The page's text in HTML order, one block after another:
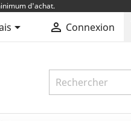
d'achat.
  Connexion